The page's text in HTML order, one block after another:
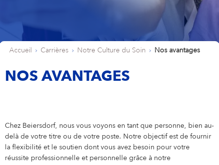
Histoire de la création de l'entreprise
La Prairie
NIVEA MEN
Elastoplast
Notre Culture du Soin
Nos avantages
PROFESSIONNELS DÉBUTANTS ET EXPÉRIMENTÉS
Professionnels débutants et expérimentés
Supply Chain Management
Ressources Humaines
Votre localisation France
Accueil Carrières Notre Culture du Soin Nos avantages
NOS AVANTAGES
Chez Beiersdorf, nous vous voyons en tant que personne, bien au-
delà de votre titre ou de votre poste. Notre objectif est de fournir
la flexibilité et le soutien dont vous avez besoin pour votre
réussite professionnelle et personnelle grâce à notre